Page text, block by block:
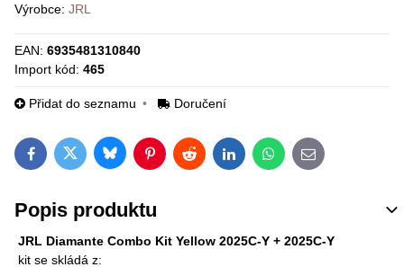
Výrobce: JRL
EAN: 6935481310840
Import kód: 465
Přidat do seznamu Doručení
FacebookTwitterBlueskyPinterestRedditLinkedInWhatsApp
E-mail
Popis produktu
JRL Diamante Combo Kit Yellow 2025C-Y + 2025C-Y
kit se skládá z: